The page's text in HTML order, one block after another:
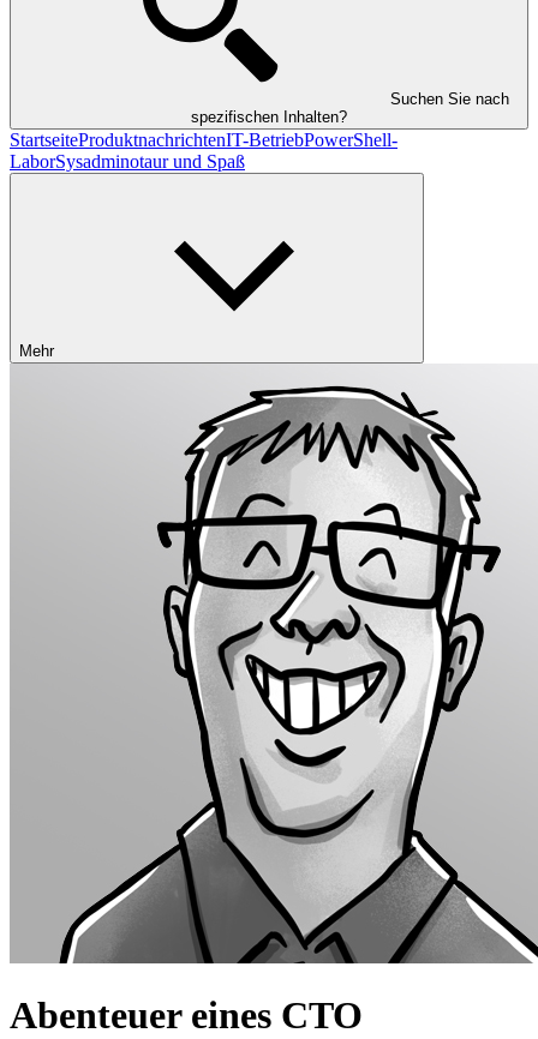
Suchen Sie nach
spezifischen Inhalten?
StartseiteProduktnachrichtenIT-BetriebPowerShell-
LaborSysadminotaur und Spaß
Mehr
Abenteuer eines CTO